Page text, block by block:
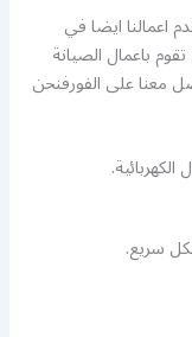
اعمالنا ايضا في
باعمال الصيانة
معنا على الفورفنحن
سريع.